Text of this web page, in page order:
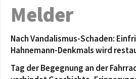
Melder
Nach Vandalismus-Schaden:
Hahnemann-Denkmals wird
Tag der Begegnung an der